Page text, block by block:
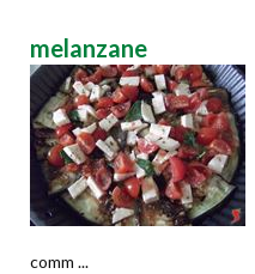
melanzane
comm ...